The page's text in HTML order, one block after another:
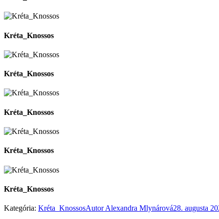
Kréta_Knossos
Kréta_Knossos
Kréta_Knossos
Kréta_Knossos
Kréta_Knossos
Kategória: Kréta_KnossosAutorAlexandra Mlynárová28. augusta